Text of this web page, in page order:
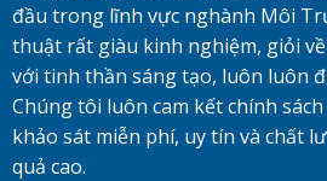
đầu trong lĩnh vực nghành Môi
thuật rất giàu kinh nghiệm, giỏi
với tinh thần sáng tạo, luôn luôn
Chúng tôi luôn cam kết chính
khảo sát miễn phí, uy tín và chất
quả cao.